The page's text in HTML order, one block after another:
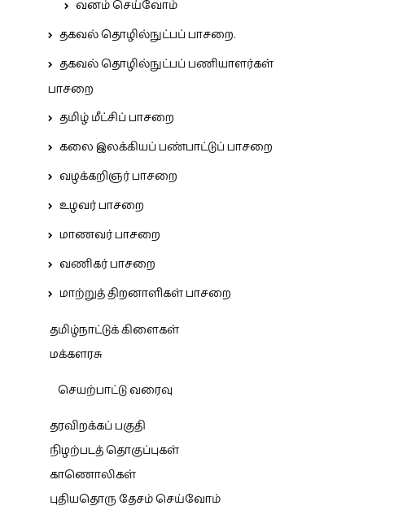
வனம் செய்வோம்
தகவல் தொழில்நுட்பப் பாசறை.
தகவல் தொழில்நுட்பப் பணியாளர்கள்
பாசறை
தமிழ் மீட்சிப் பாசறை
கலை இலக்கியப் பண்பாட்டுப் பாசறை
வழக்கறிஞர் பாசறை
உழவர் பாசறை
மாணவர் பாசறை
வணிகர் பாசறை
மாற்றுத் திறனாளிகள் பாசறை
தமிழ்நாட்டுக் கிளைகள்
மக்களரசு
செயற்பாட்டு வரைவு
தரவிறக்கப் பகுதி
நிழற்படத் தொகுப்புகள்
காணொலிகள்
புதியதொரு தேசம் செய்வோம்